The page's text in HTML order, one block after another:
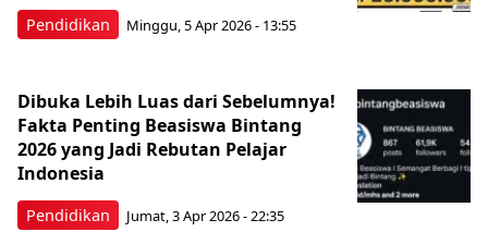
Pendidikan Minggu, 5 Apr 2026 - 13:55
Pendidikan
Dibuka Lebih Luas dari Sebelumnya!
Fakta Penting Beasiswa Bintang
2026 yang Jadi Rebutan Pelajar
Indonesia
Jumat, 3 Apr 2026 - 22:35